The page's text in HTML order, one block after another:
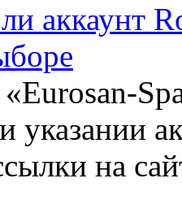
аккаунт
указании
на